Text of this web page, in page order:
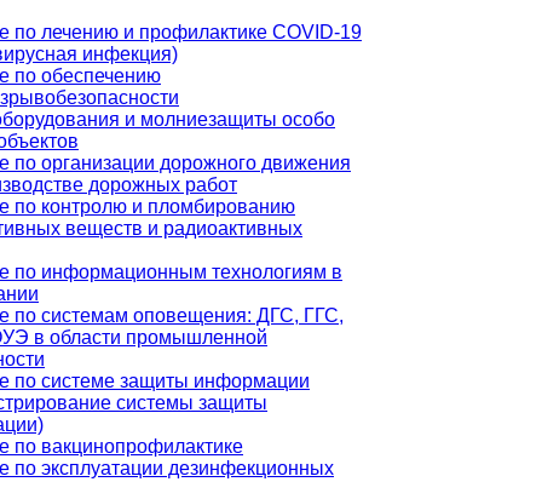
по лечению и профилактике COVID-19
инфекция)
по обеспечению
и молниезащиты особо
по организации дорожного движения
дорожных работ
по контролю и пломбированию
веществ и радиоактивных
по информационным технологиям в
по системам оповещения: ДГС, ГГС,
в области промышленной
по системе защиты информации
системы защиты
по вакцинопрофилактике
по эксплуатации дезинфекционных